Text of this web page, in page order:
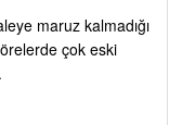
maruz kalmadığı
çok eski